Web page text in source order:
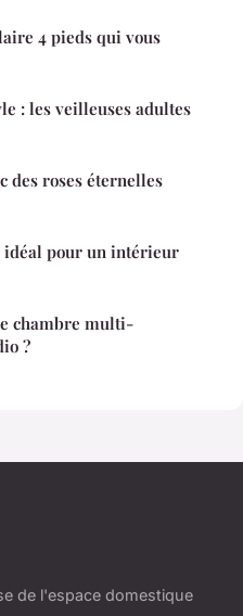
4 pieds qui vous
: les veilleuses adultes
des roses éternelles
idéal pour un intérieur
chambre multi-
?
de l'espace domestique